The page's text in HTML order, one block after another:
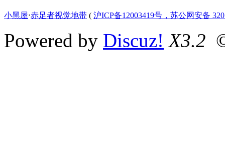
小黑屋⋅赤足者视觉地带 ( 沪ICP备12003419号，苏公网安备
Powered by Discuz! X3.2